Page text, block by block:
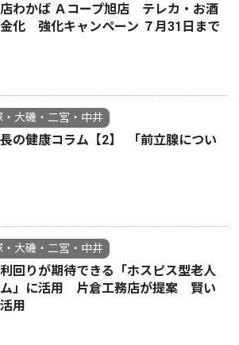
わかば Ａコープ旭店 テレカ・お酒
化 強化キャンペーン ７月31日まで
・大磯・二宮・中井
の健康コラム【2】 ｢前立腺につい
・大磯・二宮・中井
回りが期待できる「ホスピス型老人
」に活用 片倉工務店が提案 賢い
用